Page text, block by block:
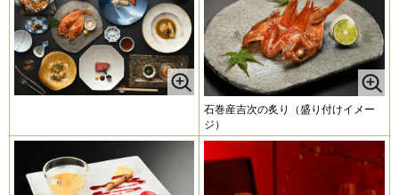
石巻産吉次の炙り（盛り付けイメー
ジ）